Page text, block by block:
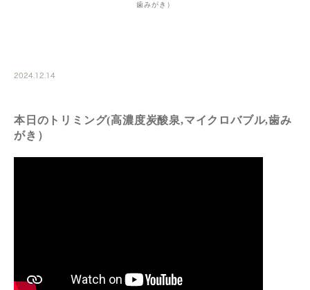
歯みがき）
2024.12.14
本日のトリミング(高濃度炭酸泉,マイクロバブル,歯み
がき）